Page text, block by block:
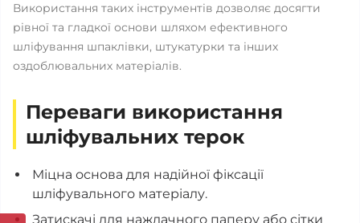
Використання таких інструментів дозволяє досягти
рівної та гладкої основи шляхом ефективного
шліфування шпаклівки, штукатурки та інших
оздоблювальних матеріалів.
Переваги використання
шліфувальних терок
Міцна основа для надійної фіксації
шліфувального матеріалу.
Затискачі для наждачного паперу або сітки